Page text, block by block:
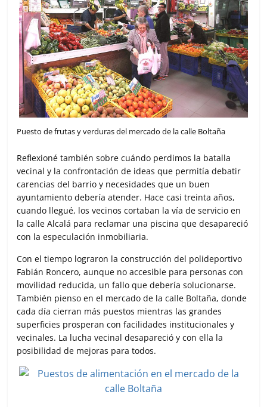
Puesto de frutas y verduras del mercado de la calle Boltaña
Reflexioné también sobre cuándo perdimos la batalla
vecinal y la confrontación de ideas que permitía debatir
carencias del barrio y necesidades que un buen
ayuntamiento debería atender. Hace casi treinta años,
cuando llegué, los vecinos cortaban la vía de servicio en
la calle Alcalá para reclamar una piscina que desapareció
con la especulación inmobiliaria.
Con el tiempo lograron la construcción del polideportivo
Fabián Roncero, aunque no accesible para personas con
movilidad reducida, un fallo que debería solucionarse.
También pienso en el mercado de la calle Boltaña, donde
cada día cierran más puestos mientras las grandes
superficies prosperan con facilidades institucionales y
vecinales. La lucha vecinal desapareció y con ella la
posibilidad de mejoras para todos.